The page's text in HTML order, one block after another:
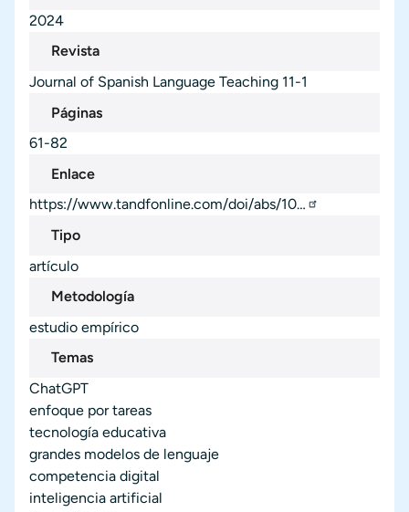
2024
Revista
Journal of Spanish Language Teaching 11-1
Páginas
61-82
Enlace
https://www.tandfonline.com/doi/abs/10…
Tipo
artículo
Metodología
estudio empírico
Temas
ChatGPT
enfoque por tareas
tecnología educativa
grandes modelos de lenguaje
competencia digital
inteligencia artificial